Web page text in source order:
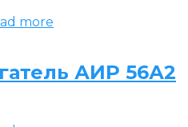
more
АИР 56А2